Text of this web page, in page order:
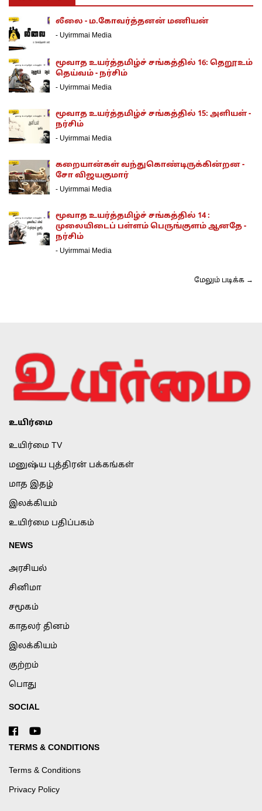
லீலை - ம.கோவர்த்தனன் மணியன்
- Uyirmmai Media
மூவாத உயர்த்தமிழ்ச் சங்கத்தில் 16: தெறூஉம்
தெய்வம் - நர்சிம்
- Uyirmmai Media
மூவாத உயர்த்தமிழ்ச் சங்கத்தில் 15: அளியள் -
நர்சிம்
- Uyirmmai Media
கறையான்கள் வந்துகொண்டிருக்கின்றன -
சோ விஜயகுமார்
- Uyirmmai Media
மூவாத உயர்த்தமிழ்ச் சங்கத்தில் 14 :
முலையிடைப் பள்ளம் பெருங்குளம் ஆனதே -
நர்சிம்
- Uyirmmai Media
மேலும் படிக்க →
உயிர்மை
உயிர்மை TV
மனுஷ்ய புத்திரன் பக்கங்கள்
மாத இதழ்
இலக்கியம்
உயிர்மை பதிப்பகம்
NEWS
அரசியல்
சினிமா
சமூகம்
காதலர் தினம்
இலக்கியம்
குற்றம்
பொது
SOCIAL
TERMS & CONDITIONS
Terms & Conditions
Privacy Policy